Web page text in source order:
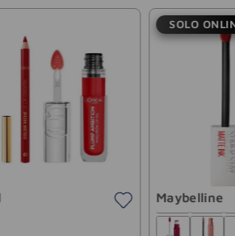
SOLO
Maybelline